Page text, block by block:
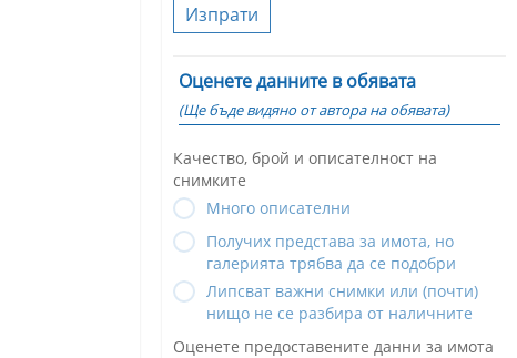
Изпрати
Оценете данните в обявата
(Ще бъде видяно от автора на обявата)
Качество, брой и описателност на
снимките
Много описателни
Получих представа за имота, но
галерията трябва да се подобри
Липсват важни снимки или (почти)
нищо не се разбира от наличните
Оценете предоставените данни за имота